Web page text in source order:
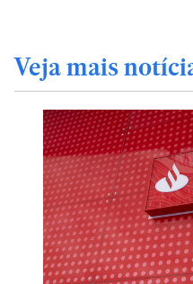
Veja mais